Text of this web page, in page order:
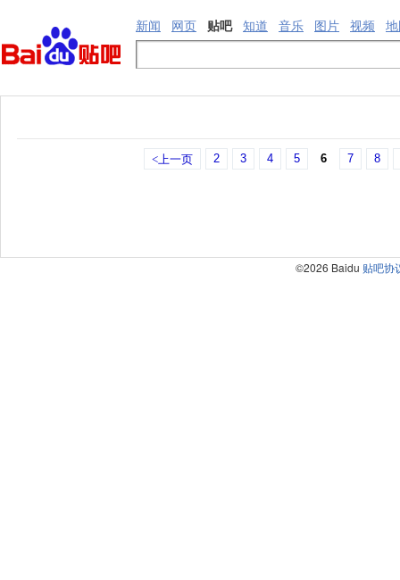
新闻 网页 贴吧 知道 音乐 图片 视频
<上一页 2 3 4 5 6 7 8
©2026 Baidu 贴吧协